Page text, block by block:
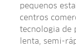
pequenos
centros
tecnologia de
lenta, semi-